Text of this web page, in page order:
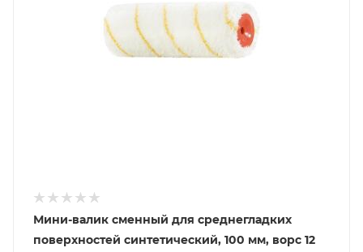
Мини-валик сменный для среднегладких
поверхностей синтетический, 100 мм, ворс 12